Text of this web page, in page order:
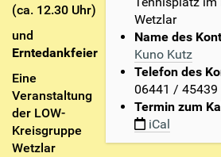
/
w
w
.
l
o
w
-
Wetzlar
Name des
Kuno Kutz
Telefon des
06441 / 45439
Termin zum
iCal
(ca. 12.30 Uhr)
und
Erntedankfeier
Eine
Veranstaltung
der LOW-
Kreisgruppe
Wetzlar